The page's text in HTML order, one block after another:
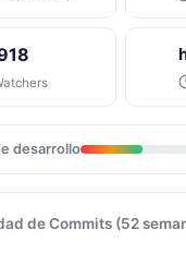
desarrollo
de Commits (52